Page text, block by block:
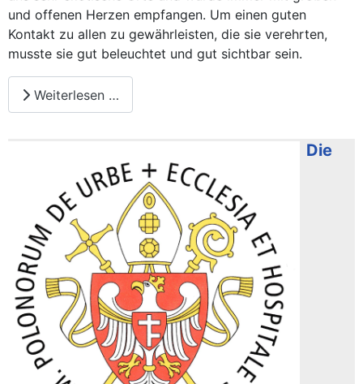
und offenen Herzen empfangen. Um einen guten
Kontakt zu allen zu gewährleisten, die sie verehrten,
musste sie gut beleuchtet und gut sichtbar sein.
Weiterlesen …
Die